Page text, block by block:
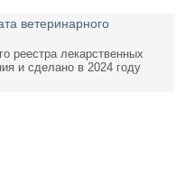
ветеринарного
реестра лекарственных
и сделано в 2024 году